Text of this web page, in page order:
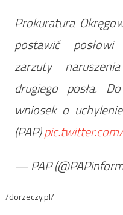
Prokuratura
postawić posłowi
zarzuty
drugiego posła.
wniosek o
(PAP)
— PAP
/dorzeczy.pl/